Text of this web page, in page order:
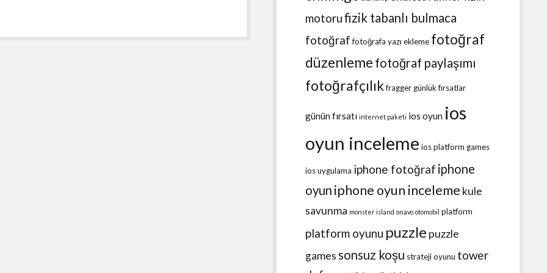
motorufizik tabanlı bulmaca
fotoğraf fotoğrafa yazı ekleme fotoğraf
düzenleme fotoğraf paylaşımı
fotoğrafçılıkfraggergünlük fırsatlar
günün fırsatı internet paketi ios oyun ios
oyun inceleme ios platform games
ios uygulama iphone fotoğraf iphone
oyun iphone oyun inceleme kule
savunma monster island onavo otomobil platform
platform oyunu puzzle puzzle
games sonsuz koşu strateji oyunu tower